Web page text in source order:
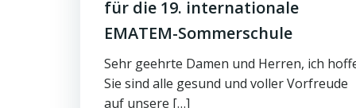
für die 19. internationale
EMATEM-Sommerschule
Sehr geehrte Damen und Herren, ich
Sie sind alle gesund und voller Vorfreude
auf unsere […]